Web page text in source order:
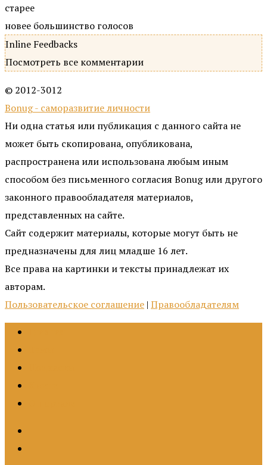
старее
новее большинство голосов
Inline Feedbacks
Посмотреть все комментарии
© 2012-3012
Bonug - саморазвитие личности
Ни одна статья или публикация с данного сайта не
может быть скопирована, опубликована,
распространена или использована любым иным
способом без письменного согласия Bonug или другого
законного правообладателя материалов,
представленных на сайте.
Сайт содержит материалы, которые могут быть не
предназначены для лиц младше 16 лет.
Все права на картинки и тексты принадлежат их
авторам.
Пользовательское соглашение | Правообладателям